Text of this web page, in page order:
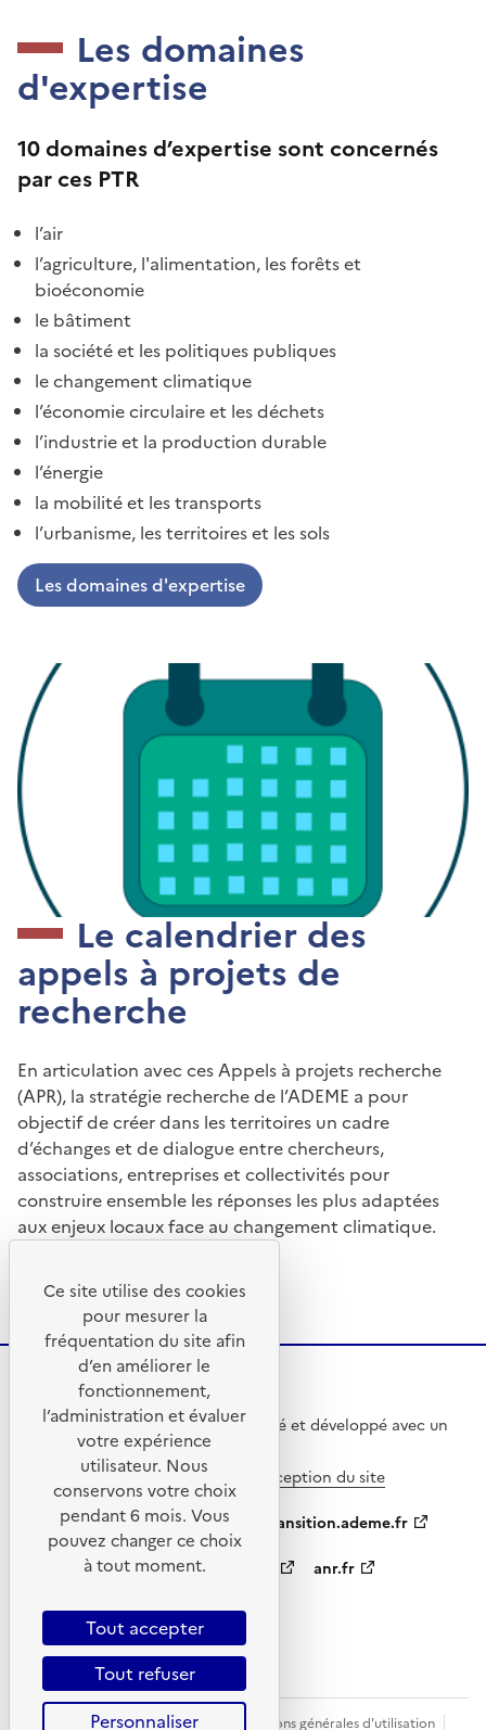
Les domaines
d'expertise
10 domaines d’expertise sont concernés
par ces PTR
l’air
l’agriculture, l'alimentation, les forêts et
bioéconomie
le bâtiment
la société et les politiques publiques
le changement climatique
l’économie circulaire et les déchets
l’industrie et la production durable
l’énergie
la mobilité et les transports
l’urbanisme, les territoires et les sols
Les domaines d'expertise
Le calendrier des
appels à projets de
recherche
En articulation avec ces Appels à projets recherche
(APR), la stratégie recherche de l’ADEME a pour
objectif de créer dans les territoires un cadre
d’échanges et de dialogue entre chercheurs,
associations, entreprises et collectivités pour
construire ensemble les réponses les plus adaptées
aux enjeux locaux face au changement climatique.
Voir le calendrier
Ce site internet a été pensé et développé avec un
objectif d’écoconception.
En savoir plus sur l’écoconception du site
ademe.fr
agirpourlatransition.ademe.fr
appelsprojetsrecherche.fr
anr.fr
data.gouv.fr
Mentions légales Conditions générales d'utilisation
Ce site utilise des cookies
pour mesurer la
fréquentation du site afin
d’en améliorer le
fonctionnement,
l’administration et évaluer
votre expérience
utilisateur. Nous
conservons votre choix
pendant 6 mois. Vous
pouvez changer ce choix
à tout moment.
Tout accepter
Tout refuser
Personnaliser